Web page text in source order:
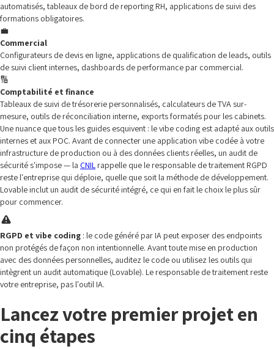
automatisés, tableaux de bord de reporting RH, applications de suivi des
formations obligatoires.
💼
Commercial
Configurateurs de devis en ligne, applications de qualification de leads, outils
de suivi client internes, dashboards de performance par commercial.
🔢
Comptabilité et finance
Tableaux de suivi de trésorerie personnalisés, calculateurs de TVA sur-
mesure, outils de réconciliation interne, exports formatés pour les cabinets.
Une nuance que tous les guides esquivent : le vibe coding est adapté aux outils
internes et aux POC. Avant de connecter une application vibe codée à votre
infrastructure de production ou à des données clients réelles, un audit de
sécurité s'impose — la CNIL rappelle que le responsable de traitement RGPD
reste l'entreprise qui déploie, quelle que soit la méthode de développement.
Lovable inclut un audit de sécurité intégré, ce qui en fait le choix le plus sûr
pour commencer.
RGPD et vibe coding : le code généré par IA peut exposer des endpoints
non protégés de façon non intentionnelle. Avant toute mise en production
avec des données personnelles, auditez le code ou utilisez les outils qui
intègrent un audit automatique (Lovable). Le responsable de traitement reste
votre entreprise, pas l'outil IA.
Lancez votre premier projet en
cinq étapes